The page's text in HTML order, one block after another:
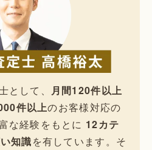
として、 月間120件以上
件以上のお客様対応の
な経験をもとに 12カテ
知識を有しています。そ